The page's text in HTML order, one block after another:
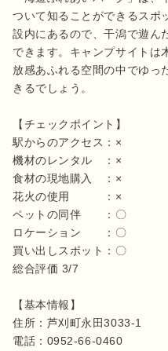
ついて知ることができるスポ
設内にあるので、干潟で遊ん
できます。キャンプサイトは
放感あふれる空間の中でゆっ
きるでしょう。
【チェックポイント】
駅からのアクセス：×
機材のレンタル　：×
食材の現地購入　：×
花火の使用　　　：×
ペットの同伴　　：〇
ロケーション　　：〇
買い出しスポット：〇
総合評価 3/7
【基本情報】
住所：芦刈町永田3033-1
電話：0952-66-0460